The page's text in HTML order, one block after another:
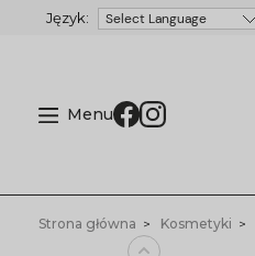
Menu
Strona główna Kosmetyki